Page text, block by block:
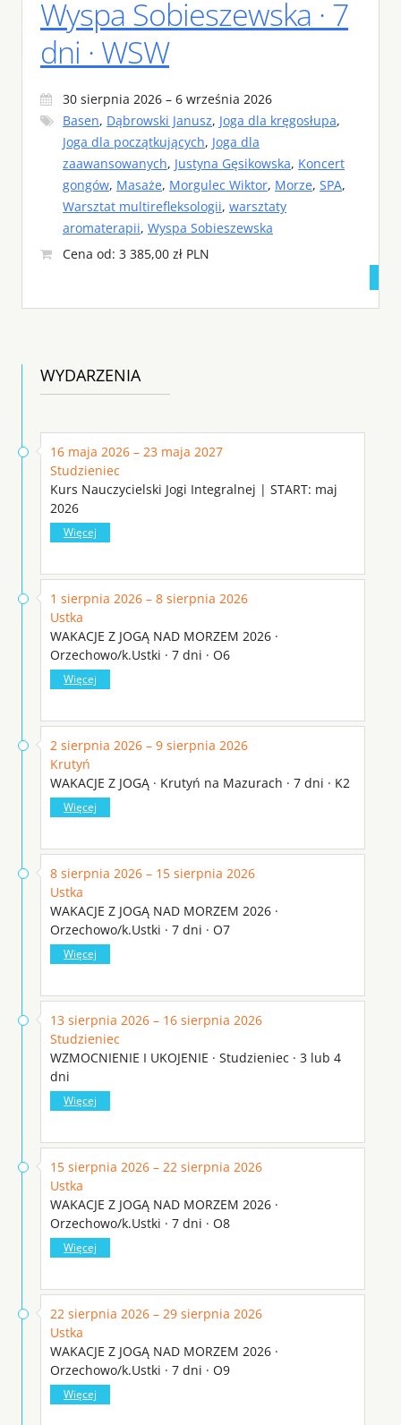
Wyspa Sobieszewska · 7
dni · WSW
30 sierpnia 2026 – 6 września 2026
Basen, Dąbrowski Janusz, Joga dla kręgosłupa,
Joga dla początkujących, Joga dla
zaawansowanych, Justyna Gęsikowska, Koncert
gongów, Masaże, Morgulec Wiktor, Morze, SPA,
Warsztat multirefleksologii, warsztaty
aromaterapii, Wyspa Sobieszewska
Cena od: 3 385,00 zł PLN
WYDARZENIA
16 maja 2026 – 23 maja 2027
Studzieniec
Kurs Nauczycielski Jogi Integralnej | START: maj
2026
Więcej
1 sierpnia 2026 – 8 sierpnia 2026
Ustka
WAKACJE Z JOGĄ NAD MORZEM 2026 ·
Orzechowo/k.Ustki · 7 dni · O6
Więcej
2 sierpnia 2026 – 9 sierpnia 2026
Krutyń
WAKACJE Z JOGĄ · Krutyń na Mazurach · 7 dni · K2
Więcej
8 sierpnia 2026 – 15 sierpnia 2026
Ustka
WAKACJE Z JOGĄ NAD MORZEM 2026 ·
Orzechowo/k.Ustki · 7 dni · O7
Więcej
13 sierpnia 2026 – 16 sierpnia 2026
Studzieniec
WZMOCNIENIE I UKOJENIE · Studzieniec · 3 lub 4
dni
Więcej
15 sierpnia 2026 – 22 sierpnia 2026
Ustka
WAKACJE Z JOGĄ NAD MORZEM 2026 ·
Orzechowo/k.Ustki · 7 dni · O8
Więcej
22 sierpnia 2026 – 29 sierpnia 2026
Ustka
WAKACJE Z JOGĄ NAD MORZEM 2026 ·
Orzechowo/k.Ustki · 7 dni · O9
Więcej